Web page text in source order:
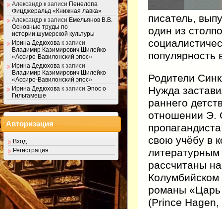
писатель,
один из
популярность
Родители
Нужда
раннего
отношении Э.
свою учёбу в
рассчитаны
Колумбийском
романы
(Prince Hagen,
Александр к записи Пенелопа
Фицджеральд «Книжная лавка»
Александр к записи Емельянов В.В.
Основные труды по
истории шумерской культуры
Ирина Дедюхова к записи
Владимир Казимирович Шилейко
«Ассиро-Вавилонский эпос»
Ирина Дедюхова к записи
Владимир Казимирович Шилейко
«Ассиро-Вавилонский эпос»
Ирина Дедюхова к записи Эпос о
Гильгамеше
Авторизация
Вход
Регистрация